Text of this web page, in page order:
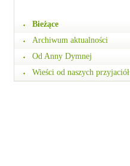
Bieżące
Archiwum aktualności
Od Anny Dymnej
Wieści od naszych przyjaciół